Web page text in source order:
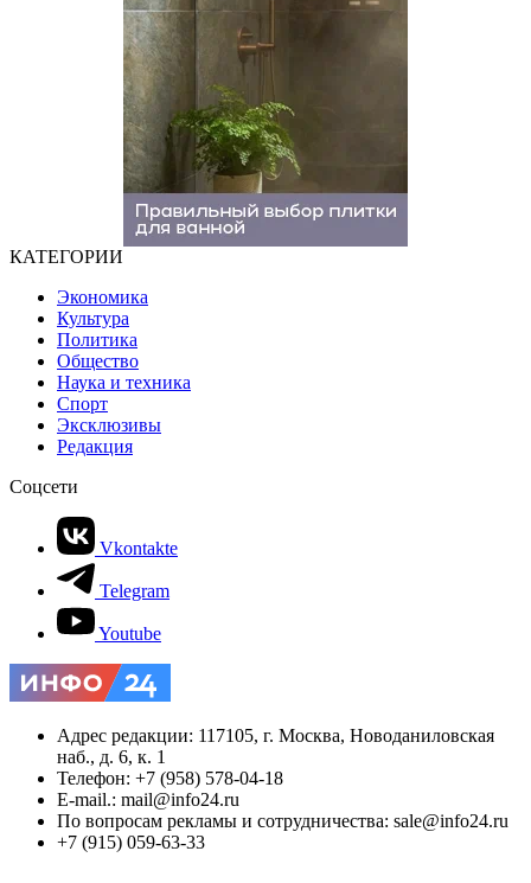
КАТЕГОРИИ
Экономика
Культура
Политика
Общество
Наука и техника
Спорт
Эксклюзивы
Редакция
Соцсети
Vkontakte
Telegram
Youtube
Адрес редакции: 117105, г. Москва, Новоданиловская
наб., д. 6, к. 1
Телефон: +7 (958) 578-04-18
E-mail.: mail@info24.ru
По вопросам рекламы и сотрудничества: sale@info24.ru
+7 (915) 059-63-33